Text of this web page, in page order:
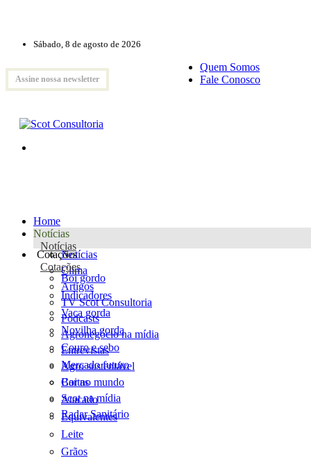
Sábado, 8 de agosto de 2026
Assine nossa newsletter
Quem Somos
Fale Conosco
Home
Notícias
Notícias
Notícias
Clima
Artigos
TV Scot Consultoria
Podcasts
Agronegócio na mídia
Entrevistas
Agro sustentável
Cartas
Scot na mídia
Radar Sanitário
Cotações
Cotações
Boi gordo
Indicadores
Vaca gorda
Novilha gorda
Couro e sebo
Mercado futuro
Boi no mundo
Atacado
Equivalentes
Leite
Grãos